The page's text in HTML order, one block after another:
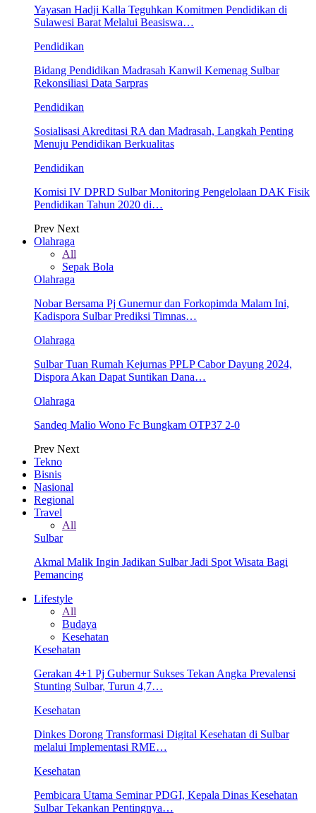
Yayasan Hadji Kalla Teguhkan Komitmen Pendidikan di
Sulawesi Barat Melalui Beasiswa…
Pendidikan
Bidang Pendidikan Madrasah Kanwil Kemenag Sulbar
Rekonsiliasi Data Sarpras
Pendidikan
Sosialisasi Akreditasi RA dan Madrasah, Langkah Penting
Menuju Pendidikan Berkualitas
Pendidikan
Komisi IV DPRD Sulbar Monitoring Pengelolaan DAK Fisik
Pendidikan Tahun 2020 di…
Prev Next
Olahraga
All
Sepak Bola
Olahraga
Nobar Bersama Pj Gunernur dan Forkopimda Malam Ini,
Kadispora Sulbar Prediksi Timnas…
Olahraga
Sulbar Tuan Rumah Kejurnas PPLP Cabor Dayung 2024,
Dispora Akan Dapat Suntikan Dana…
Olahraga
Sandeq Malio Wono Fc Bungkam OTP37 2-0
Prev Next
Tekno
Bisnis
Nasional
Regional
Travel
All
Sulbar
Akmal Malik Ingin Jadikan Sulbar Jadi Spot Wisata Bagi
Pemancing
Lifestyle
All
Budaya
Kesehatan
Kesehatan
Gerakan 4+1 Pj Gubernur Sukses Tekan Angka Prevalensi
Stunting Sulbar, Turun 4,7…
Kesehatan
Dinkes Dorong Transformasi Digital Kesehatan di Sulbar
melalui Implementasi RME…
Kesehatan
Pembicara Utama Seminar PDGI, Kepala Dinas Kesehatan
Sulbar Tekankan Pentingnya…